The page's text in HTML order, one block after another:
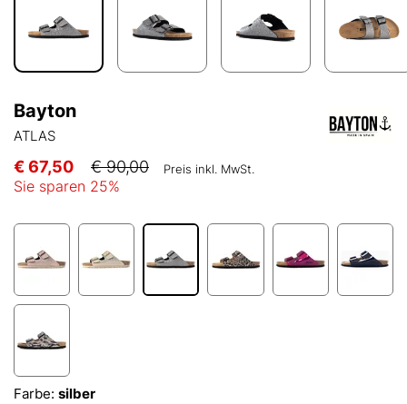
Bayton
ATLAS
€ 67,50 € 90,00 Preis inkl. MwSt.
Sie sparen 25%
Farbe: silber